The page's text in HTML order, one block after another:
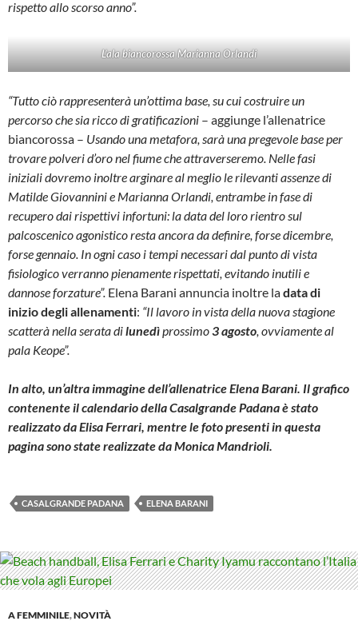
rispetto allo scorso anno”.
L’ala biancorossa Marianna Orlandi
“Tutto ciò rappresenterà un’ottima base, su cui costruire un
percorso che sia ricco di gratificazioni – aggiunge l’allenatrice
biancorossa – Usando una metafora, sarà una pregevole base per
trovare polveri d’oro nel fiume che attraverseremo. Nelle fasi
iniziali dovremo inoltre arginare al meglio le rilevanti assenze di
Matilde Giovannini e Marianna Orlandi, entrambe in fase di
recupero dai rispettivi infortuni: la data del loro rientro sul
palcoscenico agonistico resta ancora da definire, forse dicembre,
forse gennaio. In ogni caso i tempi necessari dal punto di vista
fisiologico verranno pienamente rispettati, evitando inutili e
dannose forzature”. Elena Barani annuncia inoltre ladata di
inizio degli allenamenti: “Il lavoro in vista della nuova stagione
scatterà nella serata dilunedìprossimo3 agosto, ovviamente al
pala Keope”.
In alto, un’altra immagine dell’allenatrice Elena Barani. Il grafico
contenente il calendario della Casalgrande Padana è stato
realizzato da Elisa Ferrari, mentre le foto presenti in questa
pagina sono state realizzate da Monica Mandrioli.
CASALGRANDE PADANA ELENA BARANI
A FEMMINILE,NOVITÀ